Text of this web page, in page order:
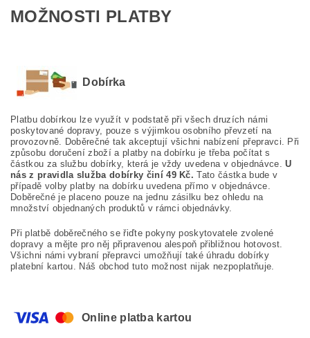
MOŽNOSTI PLATBY
Dobírka
Platbu dobírkou lze využít v podstatě při všech druzích námi
poskytované dopravy, pouze s výjimkou osobního převzetí na
provozovně. Doběrečné tak akceptují všichni nabízení přepravci. Při
způsobu doručení zboží a platby na dobírku je třeba počítat s
částkou za službu dobírky, která je vždy uvedena v objednávce.U
nás z pravidla služba dobírky činí 49 Kč. Tato částka bude v
případě volby platby na dobírku uvedena přímo v objednávce.
Doběrečné je placeno pouze na jednu zásilku bez ohledu na
množství objednaných produktů v rámci objednávky.
Při platbě doběrečného se řiďte pokyny poskytovatele zvolené
dopravy a mějte pro něj připravenou alespoň přibližnou hotovost.
Všichni námi vybraní přepravci umožňují také úhradu dobírky
platební kartou. Náš obchod tuto možnost nijak nezpoplatňuje.
Online platba kartou